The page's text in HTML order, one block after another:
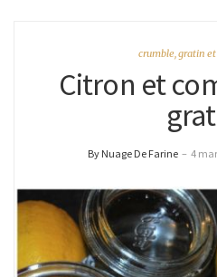
crumble, gratin
Citron et
By Nuage De Farine – 4